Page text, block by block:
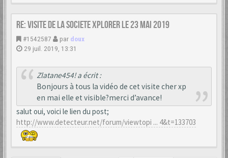
Re: VISITE DE LA SOCIETE XPLORER le 23 mai 2019
#1542587 par doux
29 juil. 2019, 13:31
Zlatane454! a écrit :
Bonjours à tous la vidéo de cet visite cher xp
en mai elle et visible?merci d’avance!
salut oui, voici le lien du post;
http://www.detecteur.net/forum/viewtopi ... 4&t=133703